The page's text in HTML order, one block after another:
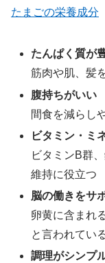
たまごの栄養成分
たんぱく質が
筋肉や肌、髪
腹持ちがいい
間食を減らし
ビタミン・ミ
ビタミンB群
維持に役立つ
脳の働きをサ
卵黄に含まれ
と言われてい
調理がシンプ